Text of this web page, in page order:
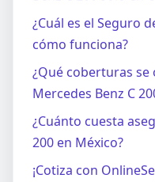
¿Cuál es el Seguro
cómo funciona?
¿Qué coberturas
Mercedes Benz C
¿Cuánto cuesta
200 en México?
¡Cotiza con